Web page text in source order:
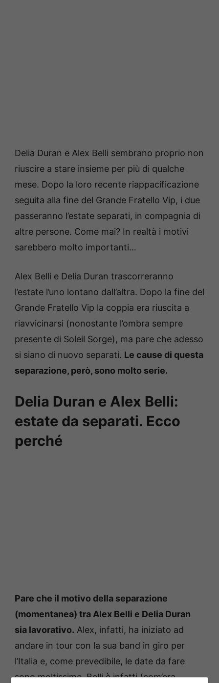
Delia Duran e Alex Belli sembrano proprio non
riuscire a stare insieme per più di qualche
mese. Dopo la loro recente riappacificazione
seguita alla fine del Grande Fratello Vip, i due
passeranno l’estate separati, in compagnia di
altre persone. Come mai? In realtà i motivi
sarebbero molto importanti…
Alex Belli e Delia Duran trascorreranno
l’estate l’uno lontano dall’altra. Dopo la fine del
Grande Fratello Vip la coppia era riuscita a
riavvicinarsi (nonostante l’ombra sempre
presente di Soleil Sorge), ma pare che adesso
si siano di nuovo separati. Le cause di questa
separazione, però, sono molto serie.
Delia Duran e Alex Belli:
estate da separati. Ecco
perché
Pare che il motivo della separazione
(momentanea) tra Alex Belli e Delia Duran
sia lavorativo. Alex, infatti, ha iniziato ad
andare in tour con la sua band in giro per
l’Italia e, come prevedibile, le date da fare
sono moltissime. Belli è infatti (com’era